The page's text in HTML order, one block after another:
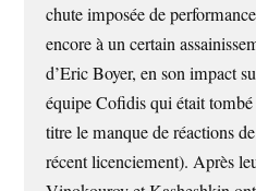
chute imposée de
encore à un certain
d’Eric Boyer, en son impact
équipe Cofidis qui était tombé
titre le manque de réactions
récent licenciement). Après